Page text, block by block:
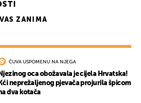
ZANIMA
ČUVA USPOMENU NA NJEGA
Njezinog oca obožavala je cijela Hrvatska!
Kći neprežaljenog pjevača projurila špicom
dva kotača